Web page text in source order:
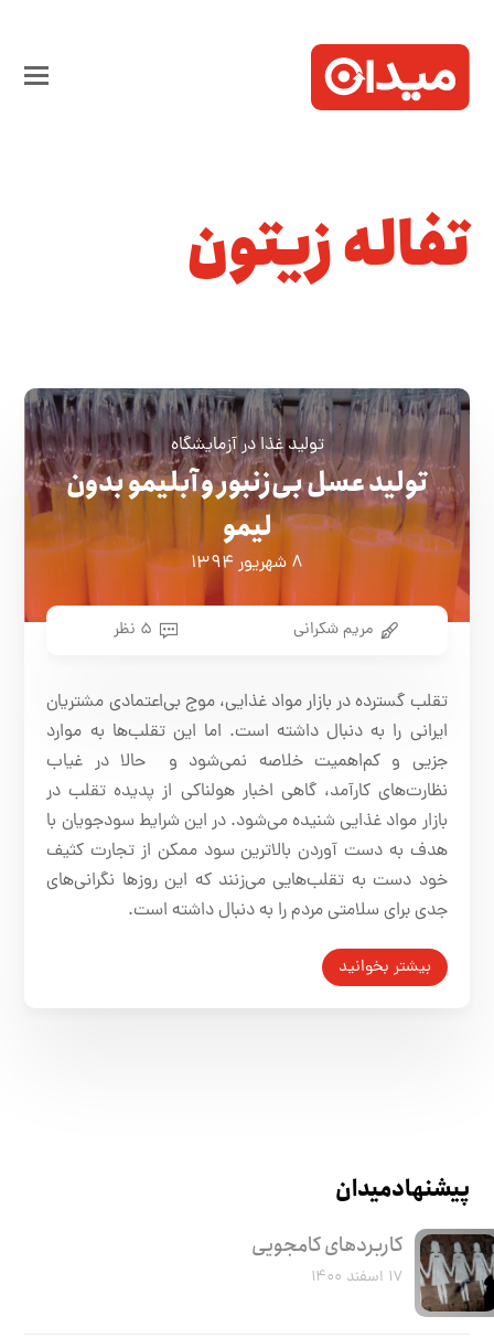
تفاله زیتون
تولید غذا در آزمایشگاه
تولید عسل بی‌زنبور و آبلیمو بدون
لیمو
۸ شهریور ۱۳۹۴
مریم شکرانی ۵ نظر
تقلب گسترده در بازار مواد غذایی، موج بی‌اعتمادی مشتریان
ایرانی را به دنبال داشته است. اما این تقلب‌ها به موارد
جزیی و کم‌اهمیت خلاصه نمی‌شود و حالا در غیاب
نظارت‌های کارآمد، گاهی اخبار هولناکی از پدیده تقلب در
بازار مواد غذایی شنیده می‌شود. در این شرایط سودجویان با
هدف به دست آوردن بالاترین سود ممکن از تجارت کثیف
خود دست به تقلب‌هایی می‌زنند که این روزها نگرانی‌های
جدی برای سلامتی مردم را به دنبال داشته است.
بیشتر بخوانید
پیشنهاد میدان
کاربرد‌های کامجویی
۱۷ اسفند ۱۴۰۰